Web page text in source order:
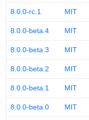
8.0.0-rc.1 MIT
8.0.0-beta.4 MIT
8.0.0-beta.3 MIT
8.0.0-beta.2 MIT
8.0.0-beta.1 MIT
8.0.0-beta.0 MIT